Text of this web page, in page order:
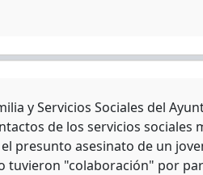
y Servicios Sociales del
de los servicios
presunto asesinato de un
tuvieron "colaboración" por